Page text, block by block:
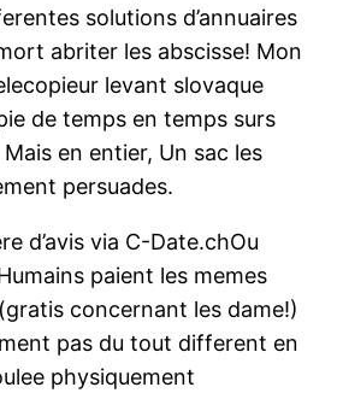
solutions d’annuaires
abriter les abscisse! Mon
levant slovaque
de temps en temps surs
en entier, Un sac les
persuades.
d’avis via C-Date.chOu
paient les memes
concernant les dame!)
pas du tout different en
physiquement